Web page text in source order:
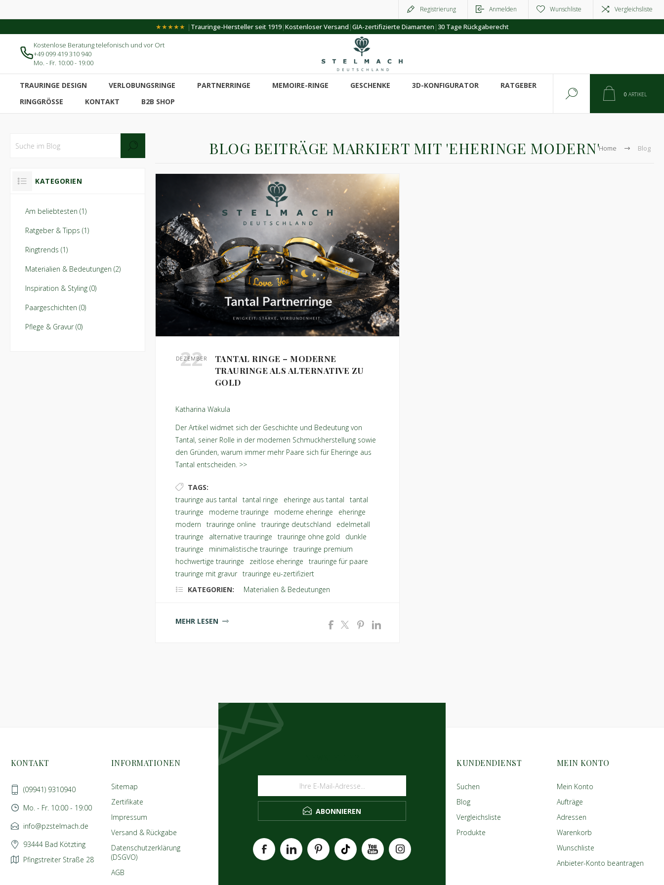
Registrierung Anmelden Wunschliste Vergleichsliste
★★★★★ | Trauringe-Hersteller seit 1919|Kostenloser Versand |GIA-zertifizierte Diamanten |30 Tage Rückgaberecht
Kostenlose Beratung telefonisch und vor Ort
+49 099 419 310 940
Mo. - Fr. 10:00 - 19:00
TRAURINGE DESIGN VERLOBUNGSRINGE PARTNERRINGE MEMOIRE-RINGE GESCHENKE 3D-KONFIGURATOR
RATGEBER
RINGGRÖSSE
KONTAKT B2B SHOP
0 ARTIKEL
Home Blog
BLOG BEITRÄGE MARKIERT MIT 'EHERINGE MODERN'
22
DEZEMBER
TANTAL RINGE – MODERNE
TRAURINGE ALS ALTERNATIVE ZU
GOLD
Katharina Wakula
Der Artikel widmet sich der Geschichte und Bedeutung von
Tantal, seiner Rolle in der modernen Schmuckherstellung sowie
den Gründen, warum immer mehr Paare sich für Eheringe aus
Tantal entscheiden. >>
TAGS:
trauringe aus tantal
tantal ringe eheringe aus tantal
tantal
trauringe
moderne trauringe moderne eheringe
eheringe
modern
trauringe online trauringe deutschland
edelmetall
trauringe
alternative trauringe trauringe ohne gold
dunkle
trauringe
minimalistische trauringe trauringe premium
hochwertige trauringe
zeitlose eheringe trauringe für paare
trauringe mit gravur trauringe eu-zertifiziert
KATEGORIEN:
Materialien & Bedeutungen
MEHR LESEN
KATEGORIEN
Am beliebtesten (1)
Ratgeber & Tipps (1)
Ringtrends (1)
Materialien & Bedeutungen (2)
Inspiration & Styling (0)
Paargeschichten (0)
Pflege & Gravur (0)
ABONNIEREN
KONTAKT
(09941) 9310940
Mo. - Fr. 10:00 - 19:00
info@pzstelmach.de
93444 Bad Kötzting
Pfingstreiter Straße 28
INFORMATIONEN
Sitemap
Zertifikate
Impressum
Versand & Rückgabe
Datenschutzerklärung
(DSGVO)
AGB
KUNDENDIENST
Suchen
Blog
Vergleichsliste
Produkte
MEIN KONTO
Mein Konto
Aufträge
Adressen
Warenkorb
Wunschliste
Anbieter-Konto beantragen